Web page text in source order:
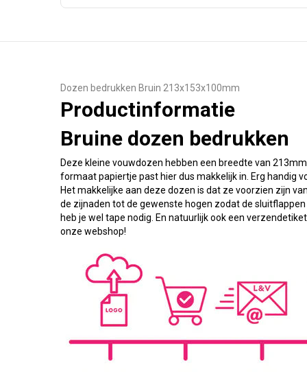
Dozen bedrukken Bruin 213x153x100mm
Productinformatie
Bruine dozen bedrukken
Deze kleine vouwdozen hebben een breedte van
formaat papiertje past hier dus makkelijk in. Erg handig
Het makkelijke aan deze dozen is dat ze voorzien zijn
de zijnaden tot de gewenste hogen zodat de
heb je wel tape nodig. En natuurlijk ook een
onze webshop!